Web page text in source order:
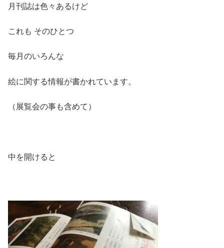
月刊誌は色々あるけど
これも そのひとつ
毎月のいろんな
絵に関する情報が書かれています。
（展覧会の事も含めて）
中を開けると